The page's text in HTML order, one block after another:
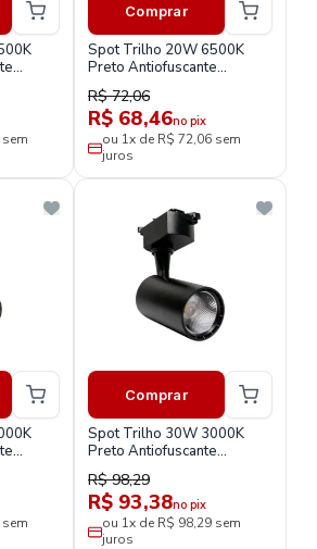
Comprar
Spot Trilho 20W 6500K
Preto Antiofuscante
Stp203562
R$ 72,06
R$ 68,46no pix
ou 1x de R$ 72,06 sem
juros
Comprar
Spot Trilho 30W 3000K
Preto Antiofuscante
Stp303532
R$ 98,29
R$ 93,38no pix
ou 1x de R$ 98,29 sem
juros